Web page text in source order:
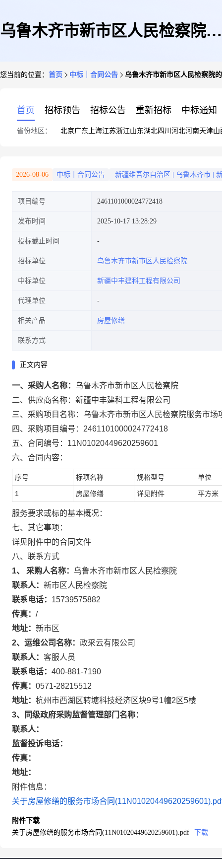
乌鲁木齐市新市区人民检察院的
您当前的位置： 首页 中标｜合同公告 乌鲁木齐市新市区人民检察院
首页 招标预告 招标公告 重新招标 中标通知
省份地区： 北京广东 上海江苏浙江山东湖北四川 河北河南天津山
2026-08-06 中标｜合同公告 新疆维吾尔自治区 乌鲁木齐市
项目编号 2461101000024772418
发布时间 2025-10-17 13:28:29
投标截止时间
招标单位 乌鲁木齐市新市区人民检察院
中标单位 新疆中丰建科工程有限公司
代理单位
相关产品 房屋修缮
联系方式
正文内容
一、采购人名称： 乌鲁木齐市新市区人民检察院
二、供应商名称： 新疆中丰建科工程有限公司
三、采购项目名称： 乌鲁木齐市新市区人民检察院服务市场
四、采购项目编号： 2461101000024772418
五、合同编号： 11N01020449620259601
六、合同内容：
序号 标项名称 规格型号 单位
1 房屋修缮 详见附件 平方米
服务要求或标的基本概况：
七、其它事项：
详见附件中的合同文件
八、联系方式
1、 采购人名称： 乌鲁木齐市新市区人民检察院
联系人： 新市区人民检察院
联系电话： 15739575882
传真： /
地址： 新市区
2、运维公司名称： 政采云有限公司
联系人： 客服人员
联系电话： 400-881-7190
传真： 0571-28215512
地址： 杭州市西湖区转塘科技经济区块9号1幢2区5楼
3、同级政府采购监督管理部门名称：
联系人：
监督投诉电话：
传真：
地址：
附件信息：
关于房屋修缮的服务市场合同
附件下载
关于房屋修缮的服务市场合同(11N01020449620259601).pdf
下载